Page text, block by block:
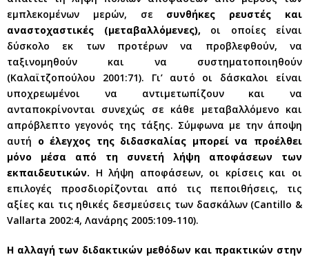
εμπλεκομένων μερών, σε συνθήκες ρευστές και
αναστοχαστικές (μεταβαλλόμενες), οι οποίες είναι
δύσκολο εκ των προτέρων να προβλεφθούν, να
ταξινομηθούν και να συστηματοποιηθούν
(Καλαϊτζοπούλου 2001:71). Γι’ αυτό οι δάσκαλοι είναι
υποχρεωμένοι να αντιμετωπίζουν και να
ανταποκρίνονται συνεχώς σε κάθε μεταβαλλόμενο και
απρόβλεπτο γεγονός της τάξης. Σύμφωνα με την άποψη
αυτή ο έλεγχος της διδασκαλίας μπορεί να προέλθει
μόνο μέσα από τη συνετή λήψη αποφάσεων των
εκπαιδευτικών. Η λήψη αποφάσεων, οι κρίσεις και οι
επιλογές προσδιορίζονται από τις πεποιθήσεις, τις
αξίες και τις ηθικές δεσμεύσεις των δασκάλων (Cantillo &
Vallarta 2002:4, Λανάρης 2005:109-110).
Η αλλαγή των διδακτικών μεθόδων και πρακτικών στην